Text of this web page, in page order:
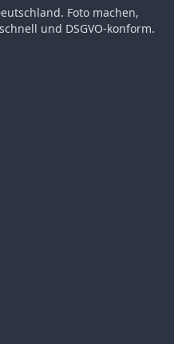
Foto machen,
und DSGVO-konform.